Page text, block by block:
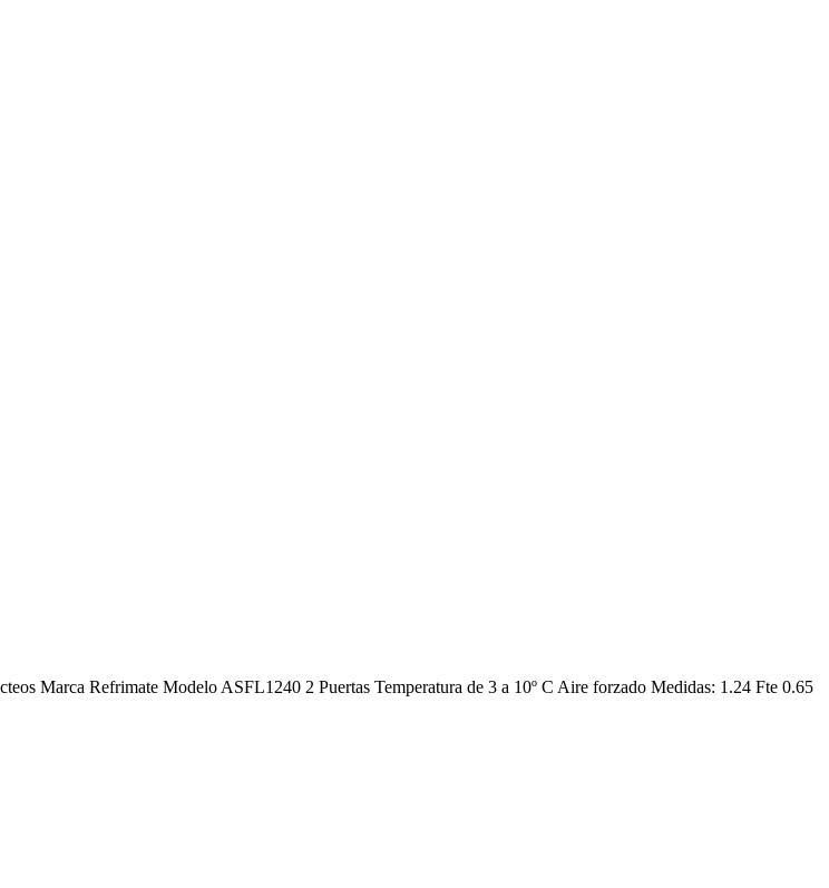
Marca Refrimate Modelo ASFL1240 2 Puertas Temperatura de 3 a 10º C Aire forzado Medidas: 1.24 Fte 0.65